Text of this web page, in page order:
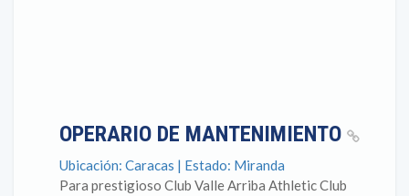
OPERARIO DE MANTENIMIENTO
Ubicación: Caracas | Estado: Miranda
Para prestigioso Club Valle Arriba Athletic Club